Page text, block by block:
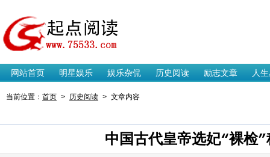
网站首页 明星娱乐 娱乐杂侃 历史阅读 励志文章 人
当前位置： 首页 > 历史阅读 > 文章内容
中国古代皇帝选妃“裸检”